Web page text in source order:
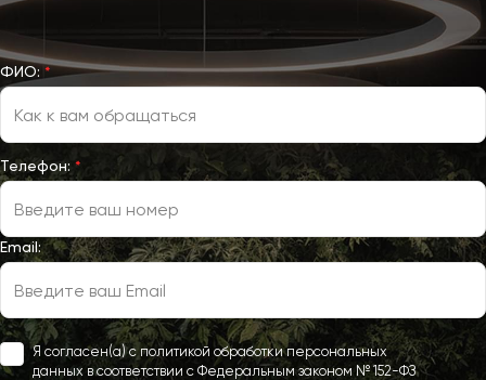
Заполните анкету, чтобы узнать точную стоимость, сроки,
получить светорасчеты и визуализацию. Ответим на все
интересующие вас вопросы.
ФИО: *
Телефон: *
Email:
Я согласен(а) с политикой обработки персональных
данных в соответствии с Федеральным законом № 152-ФЗ